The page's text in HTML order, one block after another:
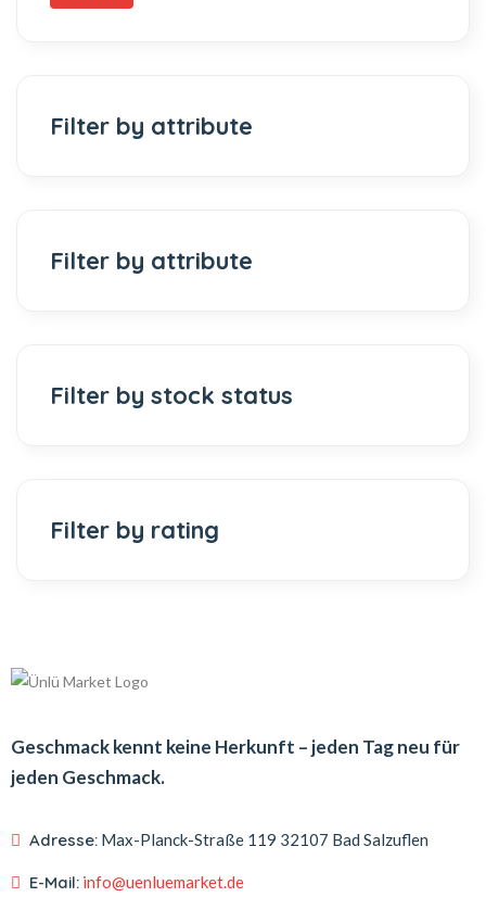
Filter by attribute
Filter by attribute
Filter by stock status
Filter by rating
Geschmack kennt keine Herkunft – jeden Tag neu für
jeden Geschmack.
Adresse: Max-Planck-Straße 119 32107 Bad Salzuflen
E-Mail: info@uenluemarket.de